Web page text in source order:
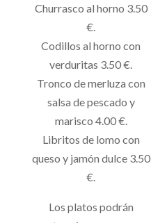
Churrasco al horno 3.50
€.
Codillos al horno con
verduritas 3.50 €.
Tronco de merluza con
salsa de pescado y
marisco 4.00 €.
Libritos de lomo con
queso y jamón dulce 3.50
€.
Los platos podrán